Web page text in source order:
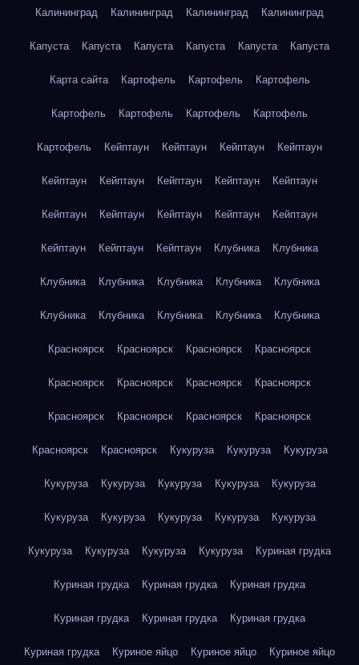
Калининград Калининград Калининград Калининград
Капуста Капуста Капуста Капуста Капуста Капуста
Карта сайта Картофель Картофель Картофель
Картофель Картофель Картофель Картофель
Картофель Кейптаун Кейптаун Кейптаун Кейптаун
Кейптаун Кейптаун Кейптаун Кейптаун Кейптаун
Кейптаун Кейптаун Кейптаун Кейптаун Кейптаун
Кейптаун Кейптаун Кейптаун Клубника Клубника
Клубника Клубника Клубника Клубника Клубника
Клубника Клубника Клубника Клубника Клубника
Красноярск Красноярск Красноярск Красноярск
Красноярск Красноярск Красноярск Красноярск
Красноярск Красноярск Красноярск Красноярск
Красноярск Красноярск Кукуруза Кукуруза Кукуруза
Кукуруза Кукуруза Кукуруза Кукуруза Кукуруза
Кукуруза Кукуруза Кукуруза Кукуруза Кукуруза
Кукуруза Кукуруза Кукуруза Кукуруза Куриная грудка
Куриная грудка Куриная грудка Куриная грудка
Куриная грудка Куриная грудка Куриная грудка
Куриная грудка Куриное яйцо Куриное яйцо Куриное яйцо